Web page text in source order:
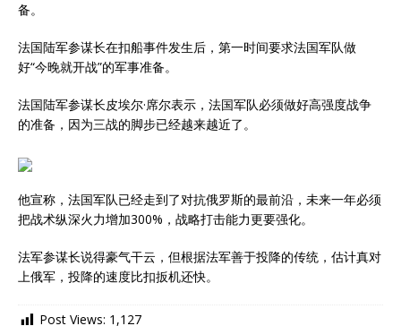
备。
法国陆军参谋长在扣船事件发生后，第一时间要求法国军队做
好“今晚就开战”的军事准备。
法国陆军参谋长皮埃尔·席尔表示，法国军队必须做好高强度战争
的准备，因为三战的脚步已经越来越近了。
他宣称，法国军队已经走到了对抗俄罗斯的最前沿，未来一年必须
把战术纵深火力增加300%，战略打击能力更要强化。
法军参谋长说得豪气干云，但根据法军善于投降的传统，估计真对
上俄军，投降的速度比扣扳机还快。
Post Views: 1,127